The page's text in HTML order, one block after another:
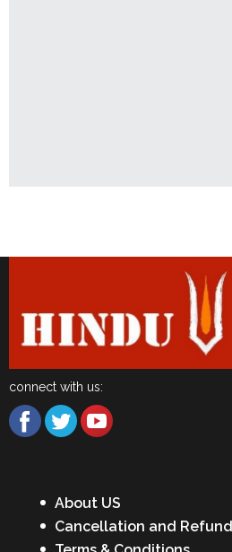
connect with us:
About US
Cancellation and Refund